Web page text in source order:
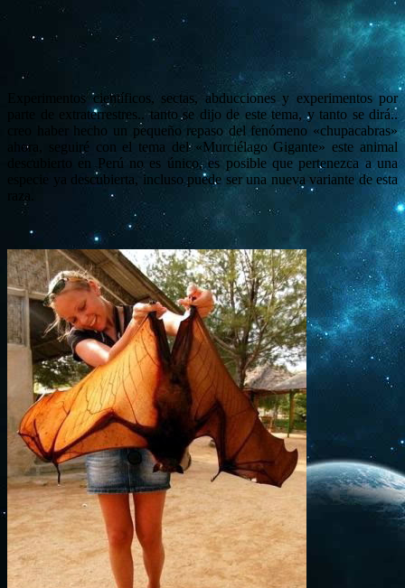
Experimentos científicos, sectas, abducciones y experimentos por
parte de extraterrestres.. tanto se dijo de este tema, y tanto se dirá..
creo haber hecho un pequeño repaso del fenómeno «chupacabras»
ahora, seguiré con el tema del «Murciélago Gigante» este animal
descubierto en Perú no es único, es posible que pertenezca a una
especie ya descubierta, incluso puede ser una nueva variante de esta
raza.